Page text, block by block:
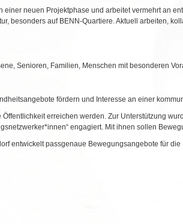
neuen Projektphase und arbeitet vermehrt an
besonders auf BENN-Quartiere. Aktuell arbeiten,
Senioren, Familien, Menschen mit besonderen
fördern und Interesse an einer
erreichen werden. Zur Unterstützung
engagiert. Mit ihnen sollen
entwickelt passgenaue Bewegungsangebote für